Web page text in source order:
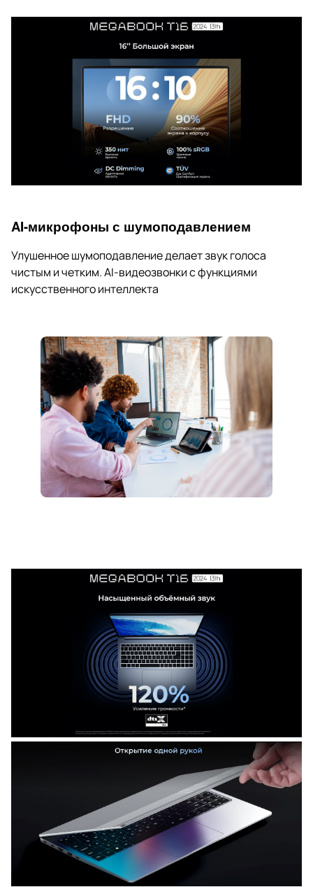
AI-микрофоны с шумоподавлением
Улушенное шумоподавление делает звук голоса
чистым и четким. AI-видеозвонки с функциями
искусственного интеллекта